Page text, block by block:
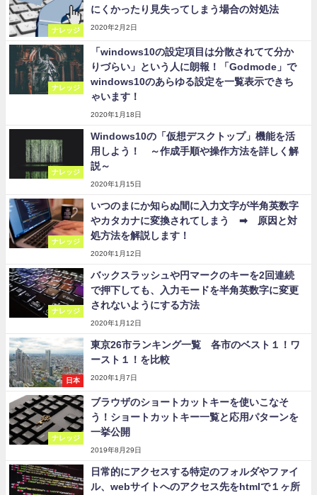
ナレッジ
にくかったり見失ってしまう場合の対処法
2020年2月2日
ナレッジ
「windows10の設定項目は分散されてて分か
りづらい」という人に朗報！「Godmode」で
windows10のあらゆる設定を一覧表示できち
ゃいます！
2020年1月18日
ナレッジ
Windows10の「仮想デスクトップ」機能を活
用しよう！ ～作成手順や操作方法を詳しく解
説～
2020年1月15日
ナレッジ
いつのまにか知らぬ間に入力文字が半角英数字
やカタカナに変換されてしまう ➡ 原因と対
処方法を解説します！
2020年1月12日
ナレッジ
バックスラッシュや円マークのキーを2回連続
で押下しても、入力モードを半角英数字に変更
されないようにする方法
2020年1月12日
日本
東京26市ランキング一覧 各市のベスト１！ワ
ースト１！を比較
2020年1月7日
ナレッジ
ブラウザのショートカットキーを使いこなそ
う！ショートカットキー一覧と応用パターンを
一挙公開
2019年8月29日
日常的にアクセスする特定のフォルダやファイ
ル、webサイトへのアクセス先をhtmlで１ヶ所